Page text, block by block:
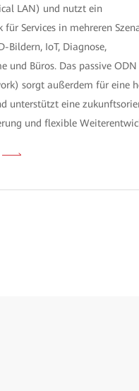
LAN) und nutzt ein
für Services in mehreren
Bildern, IoT, Diagnose,
und Büros. Das passive
sorgt außerdem für eine
unterstützt eine
und flexible